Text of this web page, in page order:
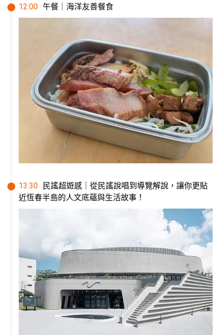
12:00 午餐｜海洋友善餐食
13:30
民謠超遊感｜從民謠說唱到導覽解說，讓你更貼
近恆春半島的人文底蘊與生活故事！